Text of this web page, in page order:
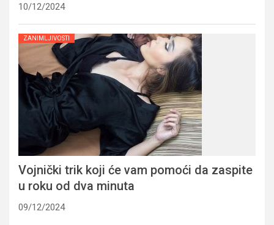
10/12/2024
ZANIMLJIVOSTI
Vojnički trik koji će vam pomoći da zaspite
u roku od dva minuta
09/12/2024